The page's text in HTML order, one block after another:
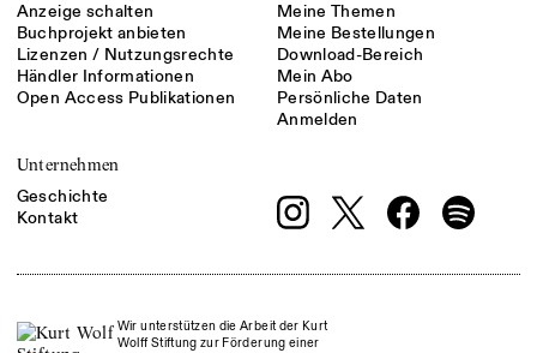
Anzeige schalten
Buchprojekt anbieten
Lizenzen / Nutzungsrechte
Händler Informationen
Open Access Publikationen
Meine Themen
Meine Bestellungen
Download-Bereich
Mein Abo
Persönliche Daten
Anmelden
Unternehmen
Geschichte
Kontakt
Wir unterstützen die Arbeit der Kurt
Wolff Stiftung zur Förderung einer